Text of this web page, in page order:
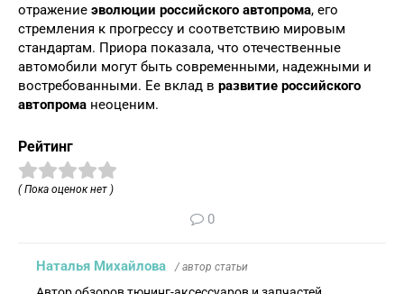
отражение эволюции российского автопрома, его
стремления к прогрессу и соответствию мировым
стандартам. Приора показала, что отечественные
автомобили могут быть современными, надежными и
востребованными. Ее вклад в развитие российского
автопрома неоценим.
Рейтинг
( Пока оценок нет )
0
Наталья Михайлова / автор статьи